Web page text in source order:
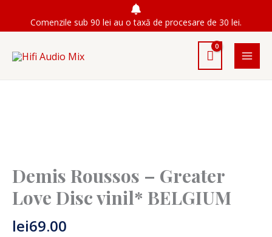
Comenzile sub 90 lei au o taxă de procesare de 30 lei.
Demis Roussos – Greater
Love Disc vinil* BELGIUM
lei69.00